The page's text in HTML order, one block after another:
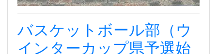
バスケットボール部（ウ
インターカップ県予選始